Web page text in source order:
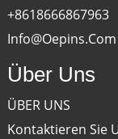
+8618666867963
Info@oepins.com
Über Uns
ÜBER UNS
Kontaktieren Sie